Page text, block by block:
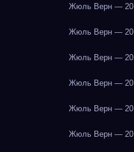
Жюль Верн — 20
Жюль Верн — 20
Жюль Верн — 20
Жюль Верн — 20
Жюль Верн — 20
Жюль Верн — 20